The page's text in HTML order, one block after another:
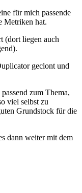
für mich passende
Metriken hat.
(dort liegen auch
geclont und
zum Thema,
viel selbst zu
Grundstock für die
dann weiter mit dem